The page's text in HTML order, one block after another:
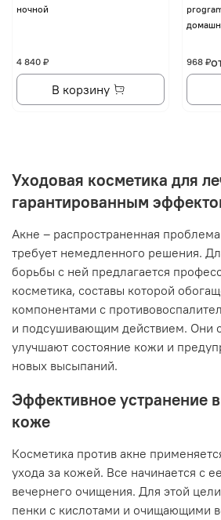
ночной
4 840 ₽
В корзину
968 ₽
Уходовая косметика для
гарантированным
Акне – распространенная
требует немедленного решения.
борьбы с ней предлагается
косметика, составы которой
компонентами с
и подсушивающим действием. Они
улучшают состояние кожи и
новых высыпаний.
Эффективное устранение
коже
Косметика против акне
ухода за кожей. Все начинается с
вечернего очищения. Для этой
пенки с кислотами и очищающими